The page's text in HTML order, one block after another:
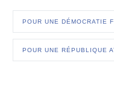
POUR UNE DÉMOCRATIE
POUR UNE RÉPUBLIQUE